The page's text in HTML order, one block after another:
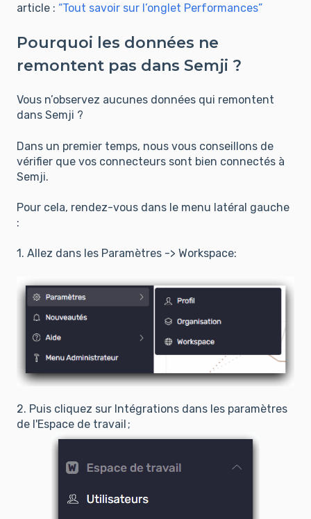
article : “Tout savoir sur l’onglet Performances”
Pourquoi les données ne
remontent pas dans Semji ?
Vous n’observez aucunes données qui remontent
dans Semji ?
Dans un premier temps, nous vous conseillons de
vérifier que vos connecteurs sont bien connectés à
Semji.
Pour cela, rendez-vous dans le menu latéral gauche
:
1. Allez dans les Paramètres -> Workspace:
2. Puis cliquez sur Intégrations dans les paramètres
de l'Espace de travail ;